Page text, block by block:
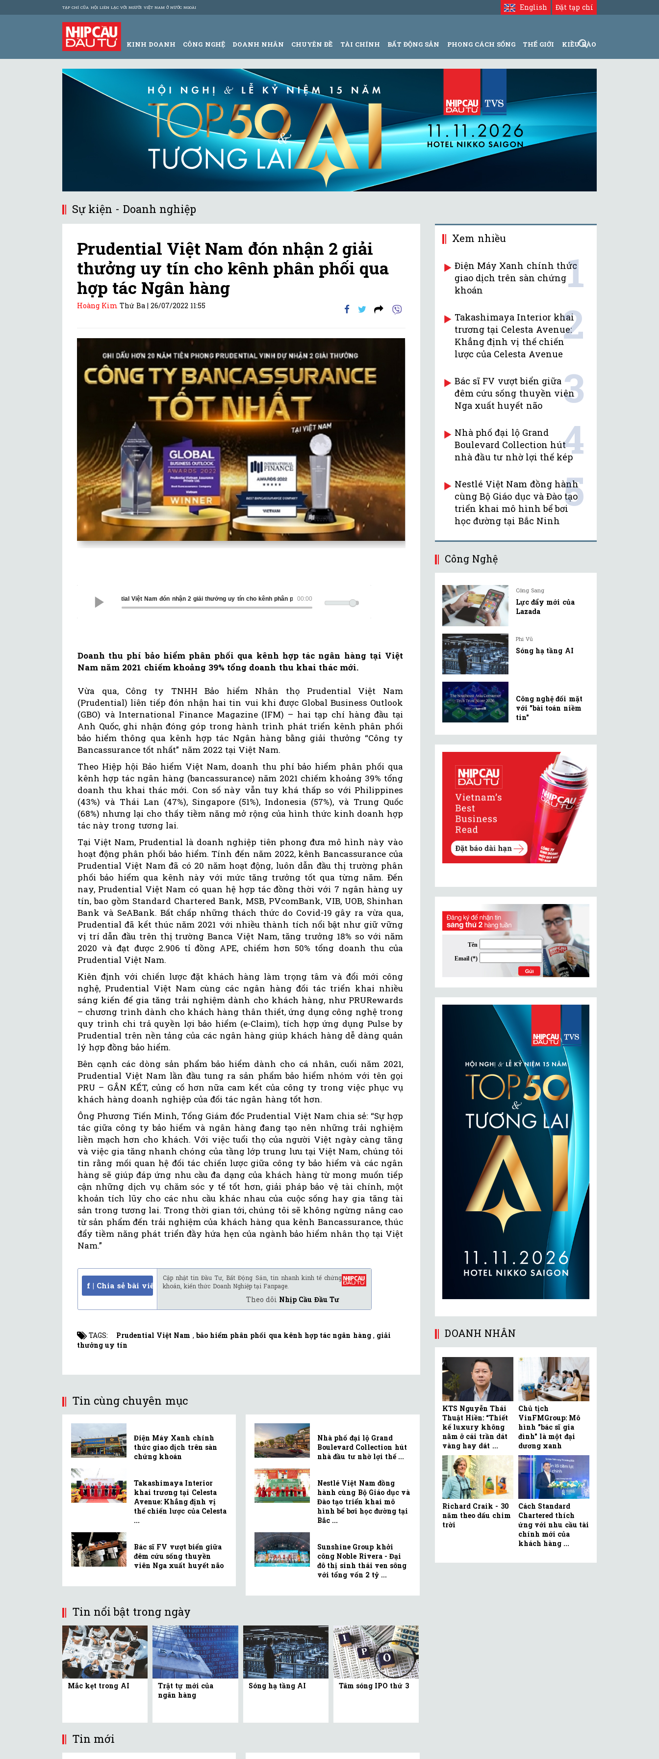
TẠP CHÍ CỦA HỘI LIÊN LẠC VỚI NGƯỜI VIỆT NAM Ở NƯỚC NGOÀI Đặt tạp chí
English
KINH DOANH CÔNG NGHỆ DOANH NHÂN CHUYÊN ĐỀ TÀI CHÍNH BẤT ĐỘNG SẢN PHONG CÁCH SỐNG THẾ GIỚI KIỀU BÀO
Sự kiện - Doanh nghiệp
Prudential Việt Nam đón nhận 2 giải
thưởng uy tín cho kênh phân phối qua
hợp tác Ngân hàng
Hoàng Kim Thứ Ba |26/07/2022 11:55
00:00
Prudential Việt Nam đón nhận 2 giải thưởng uy tín cho kênh phân phối qua hợp tác Ngân hàng
Doanh thu phí bảo hiểm phân phối qua kênh hợp tác ngân hàng tại Việt
Nam năm 2021 chiếm khoảng 39% tổng doanh thu khai thác mới.
Vừa qua, Công ty TNHH Bảo hiểm Nhân thọ Prudential Việt Nam
(Prudential) liên tiếp đón nhận hai tin vui khi được Global Business Outlook
(GBO) và International Finance Magazine (IFM) – hai tạp chí hàng đầu tại
Anh Quốc, ghi nhận đóng góp trong hành trình phát triển kênh phân phối
bảo hiểm thông qua kênh hợp tác Ngân hàng bằng giải thưởng “Công ty
Bancassurance tốt nhất” năm 2022 tại Việt Nam.
Theo Hiệp hội Bảo hiểm Việt Nam, doanh thu phí bảo hiểm phân phối qua
kênh hợp tác ngân hàng (bancassurance) năm 2021 chiếm khoảng 39% tổng
doanh thu khai thác mới. Con số này vẫn tuy khá thấp so với Philippines
(43%) và Thái Lan (47%), Singapore (51%), Indonesia (57%), và Trung Quốc
(68%) nhưng lại cho thấy tiềm năng mở rộng của hình thức kinh doanh hợp
tác này trong tương lai.
Tại Việt Nam, Prudential là doanh nghiệp tiên phong đưa mô hình này vào
hoạt động phân phối bảo hiểm. Tính đến năm 2022, kênh Bancassurance của
Prudential Việt Nam đã có 20 năm hoạt động, luôn dẫn đầu thị trường phân
phối bảo hiểm qua kênh này với mức tăng trưởng tốt qua từng năm. Đến
nay, Prudential Việt Nam có quan hệ hợp tác đồng thời với 7 ngân hàng uy
tín, bao gồm Standard Chartered Bank, MSB, PVcomBank, VIB, UOB, Shinhan
Bank và SeABank. Bất chấp những thách thức do Covid-19 gây ra vừa qua,
Prudential đã kết thúc năm 2021 với nhiều thành tích nổi bật như giữ vững
vị trí dẫn đầu trên thị trường Banca Việt Nam, tăng trưởng 18% so với năm
2020 và đạt được 2.906 tỉ đồng APE, chiếm hơn 50% tổng doanh thu của
Prudential Việt Nam.
Kiên định với chiến lược đặt khách hàng làm trọng tâm và đổi mới công
nghệ, Prudential Việt Nam cùng các ngân hàng đối tác triển khai nhiều
sáng kiến để gia tăng trải nghiệm dành cho khách hàng, như PRURewards
– chương trình dành cho khách hàng thân thiết, ứng dụng công nghệ trong
quy trình chi trả quyền lợi bảo hiểm (e-Claim), tích hợp ứng dụng Pulse by
Prudential trên nền tảng của các ngân hàng giúp khách hàng dễ dàng quản
lý hợp đồng bảo hiểm.
Bên cạnh các dòng sản phẩm bảo hiểm dành cho cá nhân, cuối năm 2021,
Prudential Việt Nam lần đầu tung ra sản phẩm bảo hiểm nhóm với tên gọi
PRU – GẮN KẾT, củng cố hơn nữa cam kết của công ty trong việc phục vụ
khách hàng doanh nghiệp của đối tác ngân hàng tốt hơn.
Ông Phương Tiến Minh, Tổng Giám đốc Prudential Việt Nam chia sẻ: “Sự hợp
tác giữa công ty bảo hiểm và ngân hàng đang tạo nên những trải nghiệm
liền mạch hơn cho khách. Với việc tuổi thọ của người Việt ngày càng tăng
và việc gia tăng nhanh chóng của tầng lớp trung lưu tại Việt Nam, chúng tôi
tin rằng mối quan hệ đối tác chiến lược giữa công ty bảo hiểm và các ngân
hàng sẽ giúp đáp ứng nhu cầu đa dạng của khách hàng từ mong muốn tiếp
cận những dịch vụ chăm sóc y tế tốt hơn, giải pháp bảo vệ tài chính, một
khoản tích lũy cho các nhu cầu khác nhau của cuộc sống hay gia tăng tài
sản trong tương lai. Trong thời gian tới, chúng tôi sẽ không ngừng nâng cao
từ sản phẩm đến trải nghiệm của khách hàng qua kênh Bancassurance, thúc
đẩy tiềm năng phát triển đầy hứa hẹn của ngành bảo hiểm nhân thọ tại Việt
Nam.”
f | Chia sẻ bài viết
Cập nhật tin Đầu Tư, Bất Động Sản, tin nhanh kinh tế chứng
khoán, kiến thức Doanh Nghiệp tại Fanpage.
Theo dõi Nhịp Cầu Đầu Tư
TAGS: Prudential Việt Nam , bảo hiểm phân phối qua kênh hợp tác ngân hàng, giải
thưởng uy tín
Tin cùng chuyên mục
Điện Máy Xanh chính
thức giao dịch trên sàn
chứng khoán
Takashimaya Interior
khai trương tại Celesta
Avenue: Khẳng định vị
thế chiến lược của Celesta
...
Bác sĩ FV vượt biển giữa
đêm cứu sống thuyền
viên Nga xuất huyết não
Nhà phố đại lộ Grand
Boulevard Collection hút
nhà đầu tư nhờ lợi thế ...
Nestlé Việt Nam đồng
hành cùng Bộ Giáo dục và
Đào tạo triển khai mô
hình bể bơi học đường tại
Bắc ...
Sunshine Group khởi
công Noble Rivera - Đại
đô thị sinh thái ven sông
với tổng vốn 2 tỷ ...
Tin nổi bật trong ngày
Mắc kẹt trong AI
Trật tự mới của
ngân hàng
Sóng hạ tầng AI Tâm sóng IPO thứ 3
Tin mới
Xem nhiều
Điện Máy Xanh chính thức
giao dịch trên sàn chứng
khoán
1
Takashimaya Interior khai
trương tại Celesta Avenue:
Khẳng định vị thế chiến
lược của Celesta Avenue
2
Bác sĩ FV vượt biển giữa
đêm cứu sống thuyền viên
Nga xuất huyết não
3
Nhà phố đại lộ Grand
Boulevard Collection hút
nhà đầu tư nhờ lợi thế kép4
Nestlé Việt Nam đồng hành
cùng Bộ Giáo dục và Đào tạo
triển khai mô hình bể bơi
học đường tại Bắc Ninh
5
Công Nghệ
Công Sang
Lực đẩy mới của
Lazada
Phi Vũ
Sóng hạ tầng AI
Công nghệ đối mặt
với "bài toán niềm
tin"
DOANH NHÂN
KTS Nguyễn Thái
Thuật Hiền: “Thiết
kế luxury không
nằm ở cái trần dát
vàng hay dát ...
Chủ tịch
VinFMGroup: Mô
hình "bác sĩ gia
đình" là một đại
dương xanh
Richard Craik - 30
năm theo dấu chim
trời
Cách Standard
Chartered thích
ứng với nhu cầu tài
chính mới của
khách hàng ...